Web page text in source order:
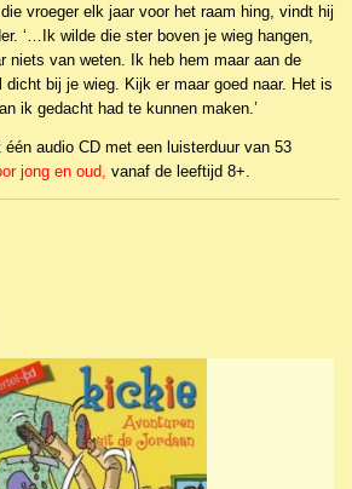
vroeger elk jaar voor het raam hing, vindt hij
‘…Ik wilde die ster boven je wieg hangen,
niets van weten. Ik heb hem maar aan de
dicht bij je wieg. Kijk er maar goed naar. Het is
ik gedacht had te kunnen maken.’
audio CD met een luisterduur van 53
jong en oud, vanaf de leeftijd 8+.